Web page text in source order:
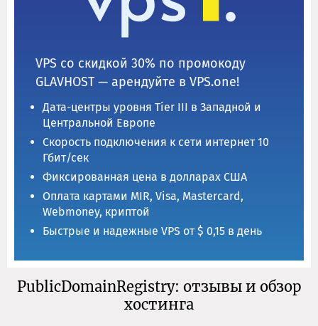
VPS со скидкой 30% по промокоду
GLAVHOST — арендуйте в VPS.one!
Дата-центры уровня Tier III в Западной и
Центральной Европе
Скорость подключения к сети интернет 10
Гбит/сек
Фиксированная цена в долларах США
Оплата картами MIR, Visa, Mastercard,
Webmoney, криптой
Быстрые и надежные VPS от $ 0,15 в день
PublicDomainRegistry: отзывы и обзор
хостинга